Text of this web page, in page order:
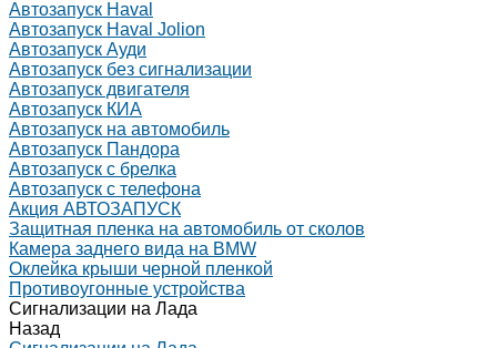
Автозапуск Haval
Автозапуск Haval Jolion
Автозапуск Ауди
Автозапуск без сигнализации
Автозапуск двигателя
Автозапуск КИА
Автозапуск на автомобиль
Автозапуск Пандора
Автозапуск с брелка
Автозапуск с телефона
Акция АВТОЗАПУСК
Защитная пленка на автомобиль от сколов
Камера заднего вида на BMW
Оклейка крыши черной пленкой
Противоугонные устройства
Сигнализации на Лада
Назад